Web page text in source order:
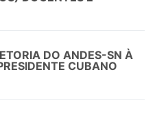
DO ANDES-SN À
CUBANO